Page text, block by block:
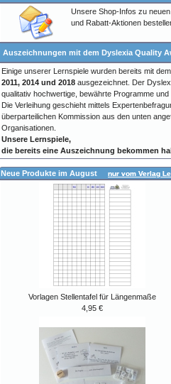
Unsere Shop-Infos zu
und Rabatt-Aktionen
Auszeichnungen mit dem Dyslexia Quality
Einige unserer Lernspiele wurden bereits mit
2011, 2014 und 2018 ausgezeichnet. Der
qualitativ hochwertige, bewährte Programme
Die Verleihung geschieht mittels
überparteilichen Kommission aus den unten
Organisationen.
Unsere Lernspiele,
die bereits eine Auszeichnung bekommen
Neue Produkte im August nur vom Verlag
Vorlagen Stellentafel für Längenmaße
4,95 €